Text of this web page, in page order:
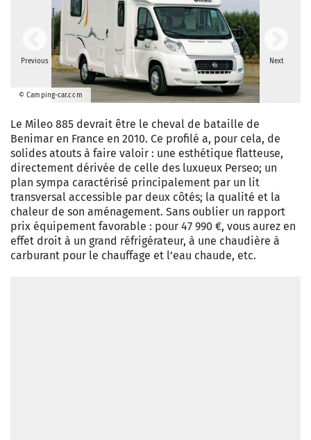
Previous
© Camping-car.com
Next
Le Mileo 885 devrait être le cheval de bataille de
Benimar en France en 2010. Ce profilé a, pour cela, de
solides atouts à faire valoir : une esthétique flatteuse,
directement dérivée de celle des luxueux Perseo; un
plan sympa caractérisé principalement par un lit
transversal accessible par deux côtés; la qualité et la
chaleur de son aménagement. Sans oublier un rapport
prix équipement favorable : pour 47 990 €, vous aurez en
effet droit à un grand réfrigérateur, à une chaudière à
carburant pour le chauffage et l’eau chaude, etc.